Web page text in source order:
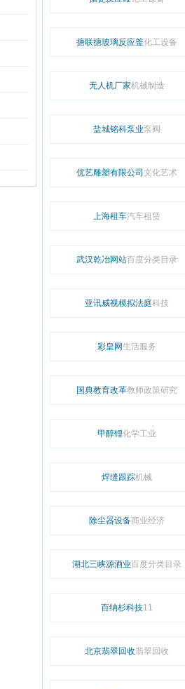
搪联搪玻璃反应釜化工设备
无人机厂家机械制造
盐城铭科泵业泵阀
优艺雕塑有限公司 文化艺术
上海租车汽车租赁
武汉乾冶网站百度分类目录
亚讯威视模拟法庭科技
彩皇网生活服务
国典教育改革教师政策研究
甲醇锂化学工业
焊缝跟踪机械
除尘器设备商业经济
湖北三峡源酒业百度分类目录
百纳杉科技11
北京翡翠回收翡翠回收